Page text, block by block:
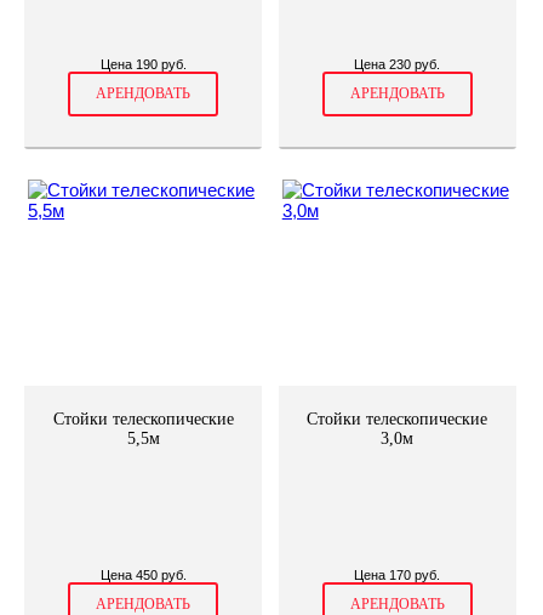
Цена 190 руб.
АРЕНДОВАТЬ
Цена 230 руб.
АРЕНДОВАТЬ
Стойки телескопические
5,5м
Цена 450 руб.
АРЕНДОВАТЬ
Стойки телескопические
3,0м
Цена 170 руб.
АРЕНДОВАТЬ